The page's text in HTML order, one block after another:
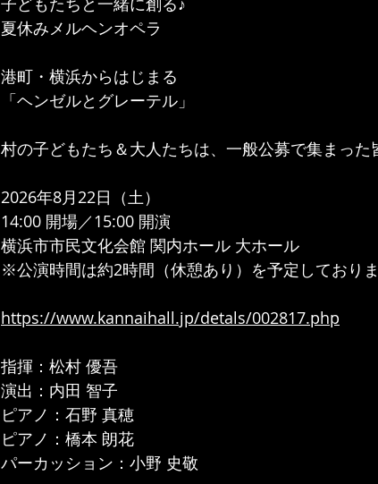
夏休みメルヘンオペラ
港町・横浜からはじまる
「ヘンゼルとグレーテル」
村の子どもたち＆大人たちは、一般公募で集まった
2026年8月22日（土）
14:00 開場／15:00 開演
横浜市市民文化会館 関内ホール 大ホール
※公演時間は約2時間（休憩あり）を予定しており
https://www.kannaihall.jp/detals/002817.php
指揮：松村 優吾
演出：内田 智子
ピアノ：石野 真穂
ピアノ：橋本 朗花
パーカッション：小野 史敬